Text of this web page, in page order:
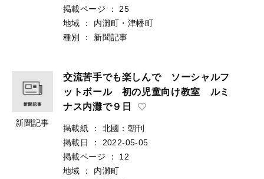
掲載ページ
：
25
地域
：
内灘町・津幡町
種別
： 新聞記事
新聞記事
交流苦手でも楽しんで ソーシャルフ
ットボール 初の児童向け教室 ルミ
ナス内灘で９日
掲載紙 ：
北國：朝刊
掲載日
：
2022-05-05
掲載ページ
：
12
地域
：
内灘町